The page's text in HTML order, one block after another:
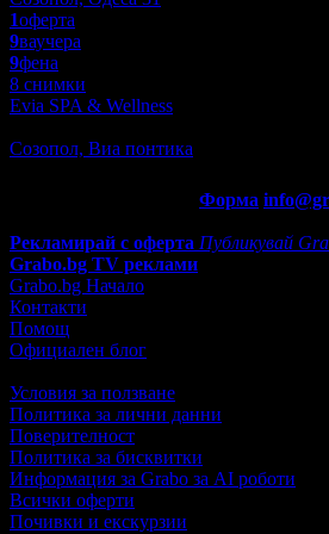
1оферта
9ваучера
9фена
8 снимки
Evia SPA & Wellness
Созопол, Виа понтика
Форма
Рекламирай с оферта Публикувай
Grabo.bg TV реклами
Grabo.bg Начало
Контакти
Помощ
Официален блог
Условия за ползване
Политика за лични данни
Поверителност
Политика за бисквитки
Информация за Grabo за AI роботи
Всички оферти
Почивки и екскурзии